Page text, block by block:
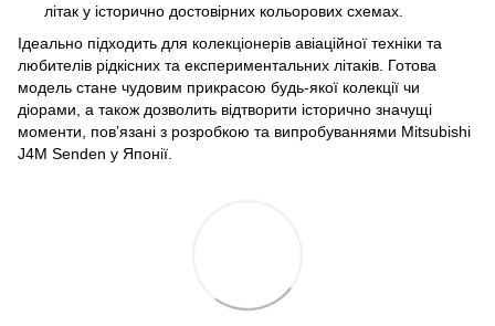
літак у історично достовірних кольорових схемах.
Ідеально підходить для колекціонерів авіаційної техніки та
любителів рідкісних та експериментальних літаків. Готова
модель стане чудовим прикрасою будь-якої колекції чи
діорами, а також дозволить відтворити історично значущі
моменти, пов’язані з розробкою та випробуваннями Mitsubishi
J4M Senden у Японії.